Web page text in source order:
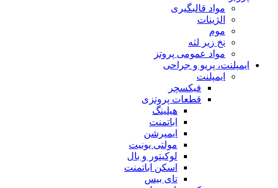
مواد قالبگیری
الژینات
موم
نخ زیر لثه
مواد عمومی پروتز
ایمپلنت، پریو و جراحی
ایمپلنت
فیکسچر
قطعات پروتزی
هیلینگ
اباتمنت
ایمپرشن
مولتی یونیت
لوکیتور و بال
اسکن اباتمنت
تای بیس